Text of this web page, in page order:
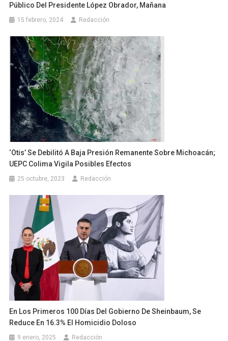
Público Del Presidente López Obrador, Mañana
15 febrero, 2024 Redacción
‘Otis’ Se Debilitó A Baja Presión Remanente Sobre Michoacán;
UEPC Colima Vigila Posibles Efectos
25 octubre, 2023 Redacción
En Los Primeros 100 Días Del Gobierno De Sheinbaum, Se
Reduce En 16.3% El Homicidio Doloso
9 enero, 2025 Redacción